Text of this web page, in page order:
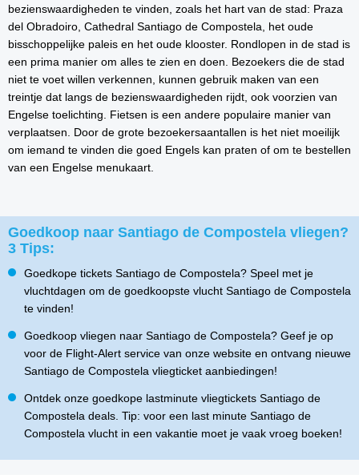
bezienswaardigheden te vinden, zoals het hart van de stad: Praza
del Obradoiro, Cathedral Santiago de Compostela, het oude
bisschoppelijke paleis en het oude klooster. Rondlopen in de stad is
een prima manier om alles te zien en doen. Bezoekers die de stad
niet te voet willen verkennen, kunnen gebruik maken van een
treintje dat langs de bezienswaardigheden rijdt, ook voorzien van
Engelse toelichting. Fietsen is een andere populaire manier van
verplaatsen. Door de grote bezoekersaantallen is het niet moeilijk
om iemand te vinden die goed Engels kan praten of om te bestellen
van een Engelse menukaart.
Goedkoop naar Santiago de Compostela vliegen?
3 Tips:
Goedkope tickets Santiago de Compostela? Speel met je
vluchtdagen om de goedkoopste vlucht Santiago de Compostela
te vinden!
Goedkoop vliegen naar Santiago de Compostela? Geef je op
voor de Flight-Alert service van onze website en ontvang nieuwe
Santiago de Compostela vliegticket aanbiedingen!
Ontdek onze goedkope lastminute vliegtickets Santiago de
Compostela deals. Tip: voor een last minute Santiago de
Compostela vlucht in een vakantie moet je vaak vroeg boeken!